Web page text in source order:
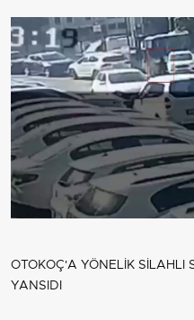
OTOKOÇ'A YÖNELİK SİLAHLI
YANSIDI